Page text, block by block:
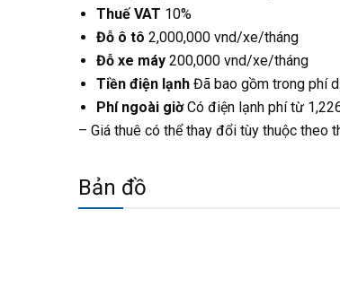
Thuế VAT 10%
Đỗ ô tô 2,000,000 vnd/xe/tháng
Đỗ xe máy 200,000 vnd/xe/tháng
Tiền điện lạnh Đã bao gồm trong phí
Phí ngoài giờCó điện lạnh phí từ
– Giá thuê có thể thay đổi tùy thuộc theo
Bản đồ